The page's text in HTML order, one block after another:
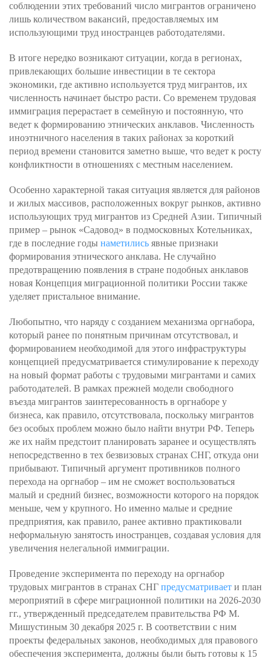
соблюдении этих требований число мигрантов ограничено
лишь количеством вакансий, предоставляемых им
использующими труд иностранцев работодателями.
В итоге нередко возникают ситуации, когда в регионах,
привлекающих большие инвестиции в те сектора
экономики, где активно используется труд мигрантов, их
численность начинает быстро расти. Со временем трудовая
иммиграция перерастает в семейную и постоянную, что
ведет к формированию этнических анклавов. Численность
иноэтничного населения в таких районах за короткий
период времени становится заметно выше, что ведет к росту
конфликтности в отношениях с местным населением.
Особенно характерной такая ситуация является для районов
и жилых массивов, расположенных вокруг рынков, активно
использующих труд мигрантов из Средней Азии. Типичный
пример – рынок «Садовод» в подмосковных Котельниках,
где в последние годы наметились явные признаки
формирования этнического анклава. Не случайно
предотвращению появления в стране подобных анклавов
новая Концепция миграционной политики России также
уделяет пристальное внимание.
Любопытно, что наряду с созданием механизма оргнабора,
который ранее по понятным причинам отсутствовал, и
формированием необходимой для этого инфраструктуры
концепцией предусматривается стимулирование к переходу
на новый формат работы с трудовыми мигрантами и самих
работодателей. В рамках прежней модели свободного
въезда мигрантов заинтересованность в оргнаборе у
бизнеса, как правило, отсутствовала, поскольку мигрантов
без особых проблем можно было найти внутри РФ. Теперь
же их найм предстоит планировать заранее и осуществлять
непосредственно в тех безвизовых странах СНГ, откуда они
прибывают. Типичный аргумент противников полного
перехода на оргнабор – им не сможет воспользоваться
малый и средний бизнес, возможности которого на порядок
меньше, чем у крупного. Но именно малые и средние
предприятия, как правило, ранее активно практиковали
неформальную занятость иностранцев, создавая условия для
увеличения нелегальной иммиграции.
Проведение эксперимента по переходу на оргнабор
трудовых мигрантов в странах СНГ предусматривает и план
мероприятий в сфере миграционной политики на 2026-2030
гг., утвержденный председателем правительства РФ М.
Мишустиным 30 декабря 2025 г. В соответствии с ним
проекты федеральных законов, необходимых для правового
обеспечения эксперимента, должны были быть готовы к 15